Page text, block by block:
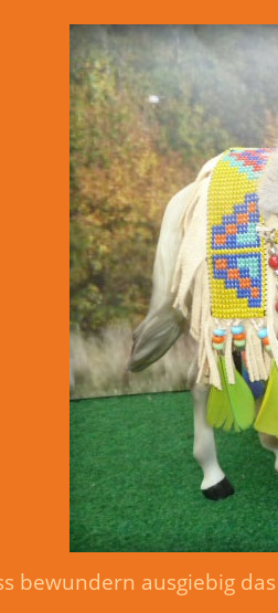
bewundern ausgiebig